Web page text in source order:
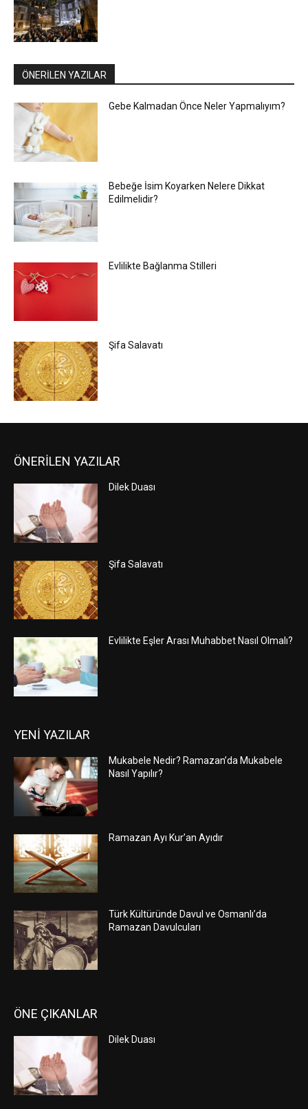
ÖNERİLEN YAZILAR
Gebe Kalmadan Önce Neler Yapmalıyım?
Bebeğe İsim Koyarken Nelere Dikkat
Edilmelidir?
Evlilikte Bağlanma Stilleri
Şifa Salavatı
ÖNERİLEN YAZILAR
Dilek Duası
Şifa Salavatı
Evlilikte Eşler Arası Muhabbet Nasıl Olmalı?
YENİ YAZILAR
Mukabele Nedir? Ramazan’da Mukabele
Nasıl Yapılır?
Ramazan Ayı Kur’an Ayıdır
Türk Kültüründe Davul ve Osmanlı’da
Ramazan Davulcuları
ÖNE ÇIKANLAR
Dilek Duası